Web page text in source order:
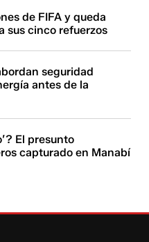
de FIFA y queda
sus cinco refuerzos
seguridad
antes de la
El presunto
capturado en Manabí